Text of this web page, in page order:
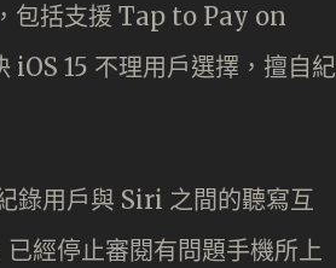
包括支援 Tap to Pay on
15 不理用戶選擇，擅自紀
錄用戶與 Siri 之間的聽寫互
經停止審閱有問題手機所上